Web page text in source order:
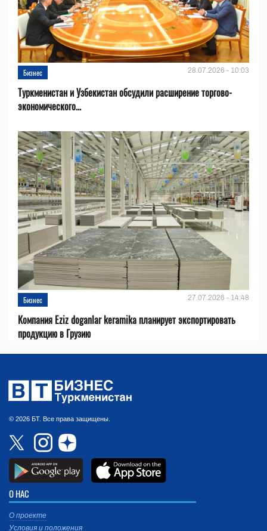
Бизнес 28.07.2026 - 10:03
Туркменистан и Узбекистан обсудили расширение торгово-
экономического...
Бизнес 27.07.2026 - 14:48
Компания Eziz doganlar keramika планирует экспортировать
продукцию в Грузию
© 2026 БТ. Все права защищены.
О НАС
О проекте
Условия и положения